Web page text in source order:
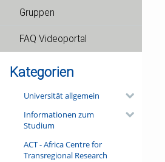
Gruppen
FAQ Videoportal
Kategorien
Universität allgemein
Informationen zum
Studium
ACT - Africa Centre for
Transregional Research